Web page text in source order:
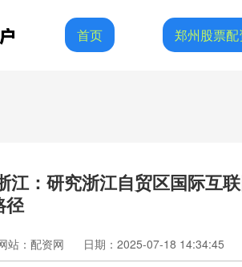
首页 郑州股票配
江：研究浙江自贸区国际互
径
站：配资网 日期：2025-07-18 14:34:45